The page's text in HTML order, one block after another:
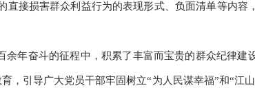
直接损害群众利益行为的表现形式、负面清单等内容
余年奋斗的征程中，积累了丰富而宝贵的群众纪律建
，引导广大党员干部牢固树立“为人民谋幸福”和“江